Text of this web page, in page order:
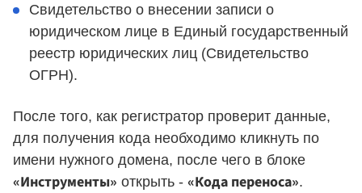
Свидетельство о внесении записи о
юридическом лице в Единый государственный
реестр юридических лиц (Свидетельство
ОГРН).
После того, как регистратор проверит данные,
для получения кода необходимо кликнуть по
имени нужного домена, после чего в блоке
«Инструменты» открыть - «Кода переноса».